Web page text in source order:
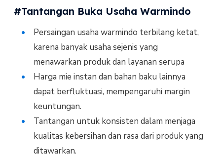
#Tantangan Buka Usaha Warmindo
Persaingan usaha warmindo terbilang ketat,
karena banyak usaha sejenis yang
menawarkan produk dan layanan serupa
Harga mie instan dan bahan baku lainnya
dapat berfluktuasi, mempengaruhi margin
keuntungan.
Tantangan untuk konsisten dalam menjaga
kualitas kebersihan dan rasa dari produk yang
ditawarkan.